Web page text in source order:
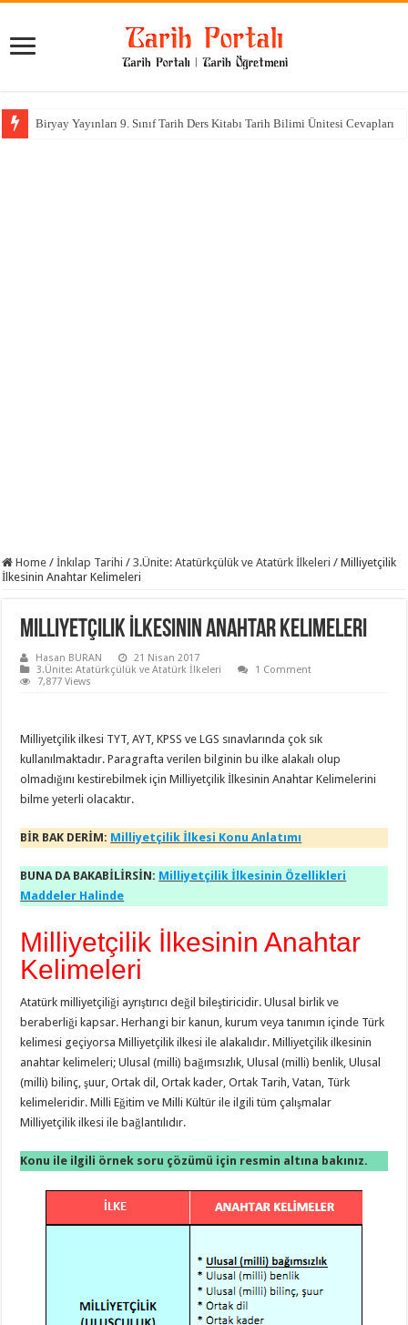
Biryay Yayınları 9. Sınıf Tarih Ders Kitabı Tarih Bilimi Ünitesi Cevapları
Home / İnkılap Tarihi / 3.Ünite: Atatürkçülük ve Atatürk İlkeleri / Milliyetçilik
İlkesinin Anahtar Kelimeleri
Milliyetçilik İlkesinin Anahtar Kelimeleri
Hasan BURAN
21 Nisan 2017
3.Ünite: Atatürkçülük ve Atatürk İlkeleri
1 Comment
7,877 Views
Milliyetçilik ilkesi TYT, AYT, KPSS ve LGS sınavlarında çok sık
kullanılmaktadır. Paragrafta verilen bilginin bu ilke alakalı olup
olmadığını kestirebilmek için Milliyetçilik İlkesinin Anahtar Kelimelerini
bilme yeterli olacaktır.
BİR BAK DERİM: Milliyetçilik İlkesi Konu Anlatımı
BUNA DA BAKABİLİRSİN: Milliyetçilik İlkesinin Özellikleri
Maddeler Halinde
Milliyetçilik İlkesinin Anahtar
Kelimeleri
Atatürk milliyetçiliği ayrıştırıcı değil bileştiricidir. Ulusal birlik ve
beraberliği kapsar. Herhangi bir kanun, kurum veya tanımın içinde Türk
kelimesi geçiyorsa Milliyetçilik ilkesi ile alakalıdır. Milliyetçilik ilkesinin
anahtar kelimeleri; Ulusal (milli) bağımsızlık, Ulusal (milli) benlik, Ulusal
(milli) bilinç, şuur, Ortak dil, Ortak kader, Ortak Tarih, Vatan, Türk
kelimeleridir. Milli Eğitim ve Milli Kültür ile ilgili tüm çalışmalar
Milliyetçilik ilkesi ile bağlantılıdır.
Konu ile ilgili örnek soru çözümü için resmin altına bakınız.